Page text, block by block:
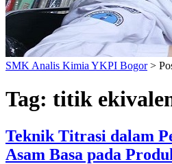
SMK Analis Kimia YKPI Bogor>
Tag: titik
Teknik Titrasi dalam
Asam Basa pada